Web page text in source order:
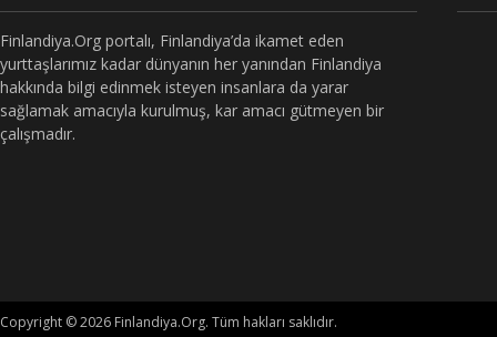
Finlandiya.Org portalı, Finlandiya’da ikamet eden
yurttaşlarımız kadar dünyanın her yanından Finlandiya
hakkında bilgi edinmek isteyen insanlara da yarar
sağlamak amacıyla kurulmuş, kar amacı gütmeyen bir
çalışmadır.
Copyright © 2026 Finlandiya.Org. Tüm hakları saklıdır.